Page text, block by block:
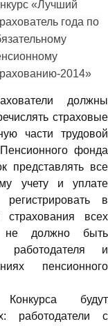
«Лучший
года по
2014»
должны
страховые
части трудовой
фонда
представлять все
учету и уплате
в
страхования всех
не должно быть
и
пенсионного
будут
работодатели с